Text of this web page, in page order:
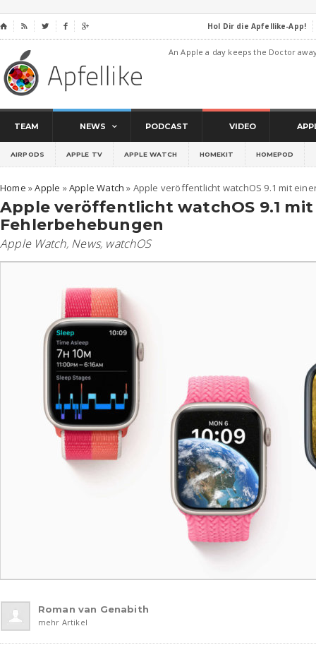
⌂     Hol Dir die Apfellike-App!
An Apple a day keeps the Doctor
TEAM NEWS PODCAST VIDEO
AIRPODS APPLE TV APPLE WATCH HOMEKIT HOMEPOD
Home »Apple »Apple Watch » Apple veröffentlicht watchOS 9.1 mit
Apple veröffentlicht watchOS 9.1
Fehlerbehebungen
Apple Watch, News, watchOS
Roman van Genabith
mehr Artikel